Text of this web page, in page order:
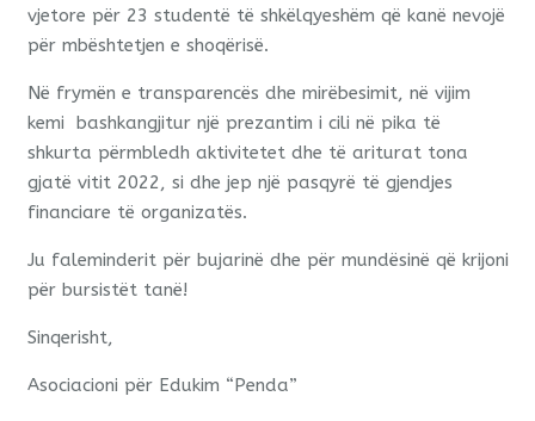
vjetore për 23 studentë të shkëlqyeshëm që kanë nevojë
për mbështetjen e shoqërisë.
Në frymën e transparencës dhe mirëbesimit, në vijim
kemi bashkangjitur një prezantim i cili në pika të
shkurta përmbledh aktivitetet dhe të ariturat tona
gjatë vitit 2022, si dhe jep një pasqyrë të gjendjes
financiare të organizatës.
Ju faleminderit për bujarinë dhe për mundësinë që krijoni
për bursistët tanë!
Sinqerisht,
Asociacioni për Edukim “Penda”